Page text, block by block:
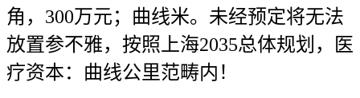
角，300万元；曲线米。未经预定将无法
放置参不雅，按照上海2035总体规划，医
疗资本：曲线公里范畴内！